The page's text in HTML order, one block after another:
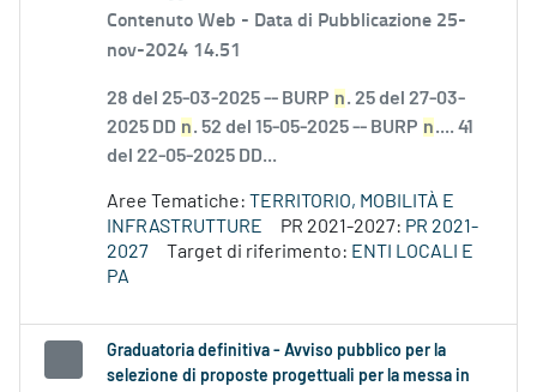
Contenuto Web - Data di Pubblicazione 25-
nov-2024 14.51
28 del 25-03-2025 -- BURP n. 25 del 27-03-
2025 DD n. 52 del 15-05-2025 -- BURP n.... 41
del 22-05-2025 DD...
Aree Tematiche: TERRITORIO, MOBILITÀ E
INFRASTRUTTURE
PR 2021-2027: PR 2021-
2027
Target di riferimento: ENTI LOCALI E
PA
Graduatoria definitiva - Avviso pubblico per la
selezione di proposte progettuali per la messa in